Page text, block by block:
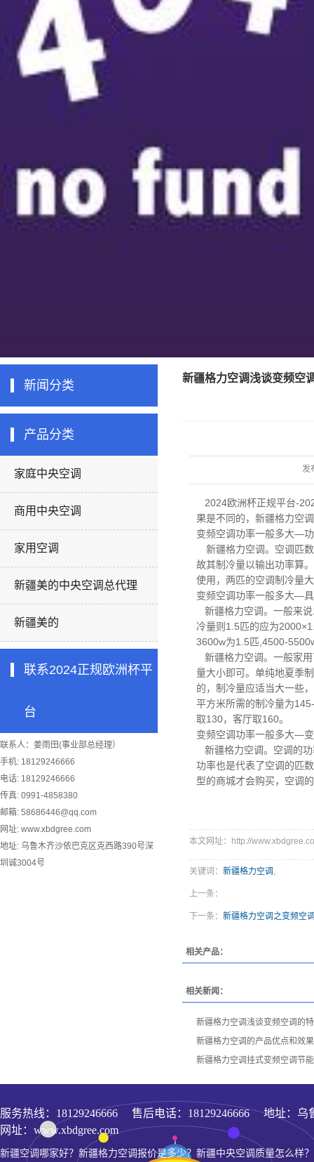
新闻分类
产品分类
家庭中央空调
商用中央空调
家用空调
新疆美的中央空调总代理
新疆美的
联系2024正规欧洲杯平
台
联系人：姜雨田(事业部总经理）
手机: 18129246666
电话: 18129246666
传真: 0991-4858380
邮箱: 58686446@qq.com
网址: www.xbdgree.com
地址: 乌鲁木齐沙依巴克区克西路390号深
圳诚3004号
新疆格力空调浅谈变频空
发
2024欧洲杯正规平台-
果是不同的， 新疆格力空调
变频空调功率一般多大—
新疆格力空调。 空调匹
故其制冷量以输出功率算
使用，两匹的空调制冷量
变频空调功率一般多大—
新疆格力空调。 一般来
冷量则1.5匹的应为
3600w为1.5匹,4500-
新疆格力空调。 一般家
量大小即可。单纯地夏季
的，制冷量应适当大一些
平方米所需的制冷量为
取130，客厅取160。
变频空调功率一般多大—
新疆格力空调。 空调的
功率也是代表了空调的匹
型的商城才会购买，空调
本文网址：http://
关键词： 新疆格力空调 ,
上一条：
下一条： 新疆格力空调之变频空
相关产品：
相关新闻：
新疆格力空调浅谈变频空调的
新疆格力空调的产品优点和效
新疆格力空调挂式变频空调节
服务热线： 18129246666 售后电话：18129246666 地址：乌
网址：www.xbdgree.com
新疆空调哪家好？新疆格力空调报价是多少？新疆中央空调质量怎么样